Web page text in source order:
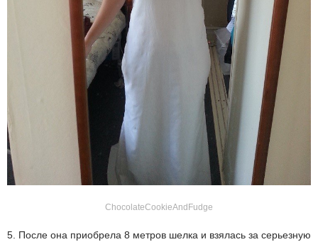
ChocolateCookieAndFudge
5. После она приобрела 8 метров шелка и взялась за серьезную